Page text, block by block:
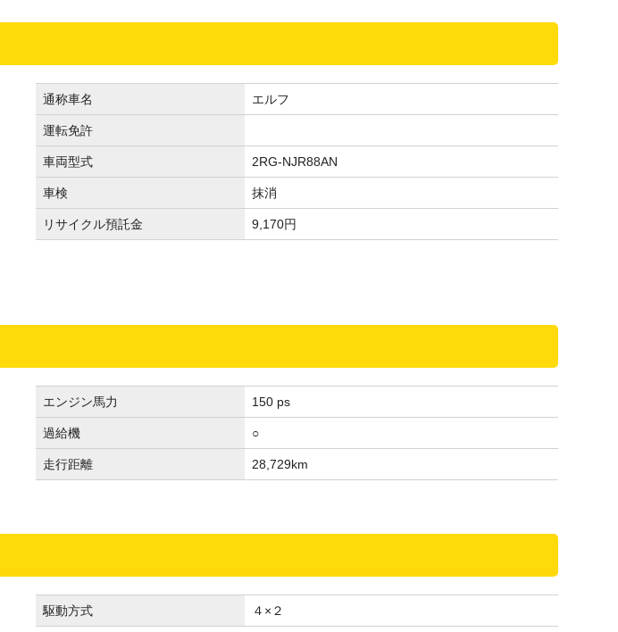
通称車名 エルフ
運転免許
車両型式 2RG-NJR88AN
車検 抹消
リサイクル預託金 9,170円
エンジン馬力 150 ps
過給機 ○
走行距離 28,729km
駆動方式 ４×２